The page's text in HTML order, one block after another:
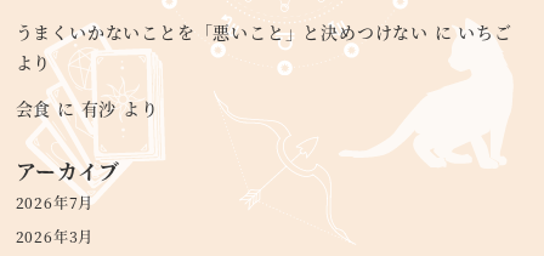
うまくいかないことを「悪いこと」と決めつけない にいちご
より
会食に有沙より
アーカイブ
2026年7月
2026年3月